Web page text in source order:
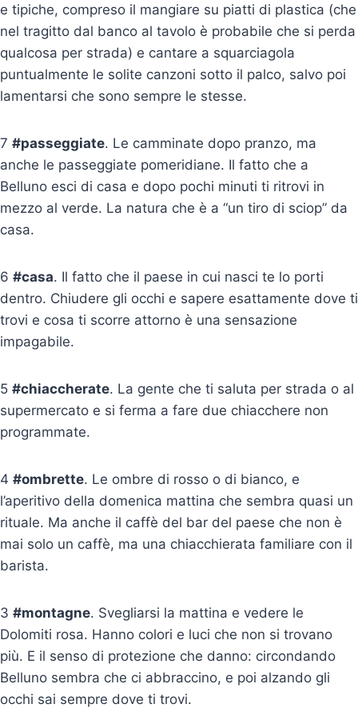
e tipiche, compreso il mangiare su piatti di plastica (che
nel tragitto dal banco al tavolo è probabile che si perda
qualcosa per strada) e cantare a squarciagola
puntualmente le solite canzoni sotto il palco, salvo poi
lamentarsi che sono sempre le stesse.
7 #passeggiate. Le camminate dopo pranzo, ma
anche le passeggiate pomeridiane. Il fatto che a
Belluno esci di casa e dopo pochi minuti ti ritrovi in
mezzo al verde. La natura che è a “un tiro di sciop” da
casa.
6 #casa. Il fatto che il paese in cui nasci te lo porti
dentro. Chiudere gli occhi e sapere esattamente dove ti
trovi e cosa ti scorre attorno è una sensazione
impagabile.
5 #chiaccherate. La gente che ti saluta per strada o al
supermercato e si ferma a fare due chiacchere non
programmate.
4 #ombrette. Le ombre di rosso o di bianco, e
l’aperitivo della domenica mattina che sembra quasi un
rituale. Ma anche il caffè del bar del paese che non è
mai solo un caffè, ma una chiacchierata familiare con il
barista.
3 #montagne. Svegliarsi la mattina e vedere le
Dolomiti rosa. Hanno colori e luci che non si trovano
più. E il senso di protezione che danno: circondando
Belluno sembra che ci abbraccino, e poi alzando gli
occhi sai sempre dove ti trovi.